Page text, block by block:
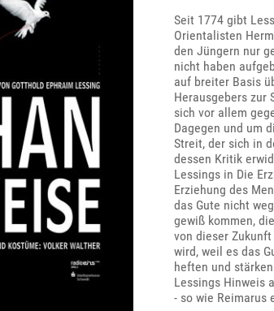
Seit 1774 gibt
Orientalisten
den Jüngern nur
nicht haben
auf breiter Basis
Herausgebers zur
sich vor allem
Dagegen und um
Streit, der sich in
dessen Kritik
Lessings in Die
Erziehung des
das Gute nicht
gewiß kommen,
von dieser
wird, weil es das
heften und
Lessings Hinweis
- so wie Reimarus